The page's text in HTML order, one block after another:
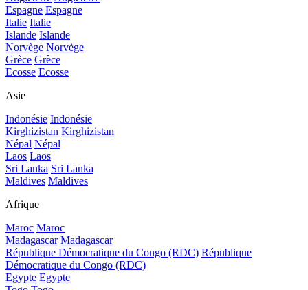
Espagne Espagne
Italie Italie
Islande Islande
Norvège Norvège
Grèce Grèce
Ecosse Ecosse
Asie
Indonésie Indonésie
Kirghizistan Kirghizistan
Népal Népal
Laos Laos
Sri Lanka Sri Lanka
Maldives Maldives
Afrique
Maroc Maroc
Madagascar Madagascar
République Démocratique du Congo (RDC) République
Démocratique du Congo (RDC)
Egypte Egypte